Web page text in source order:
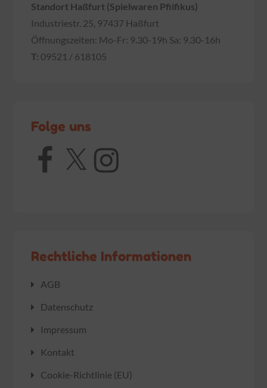
Standort Haßfurt (Spielwaren Pfiifikus)
Industriestr. 25, 97437 Haßfurt
Öffnungszeiten: Mo-Fr: 9.30-19h Sa: 9.30-16h
T: 09521 / 618105
Folge uns
Facebook
X Instagram
Rechtliche Informationen
AGB
Datenschutz
Impressum
Kontakt
Cookie-Richtlinie (EU)